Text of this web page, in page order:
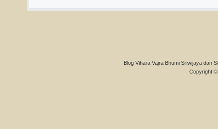
Blog Vihara Vajra Bhumi Sriwijaya dan
Copyright ©